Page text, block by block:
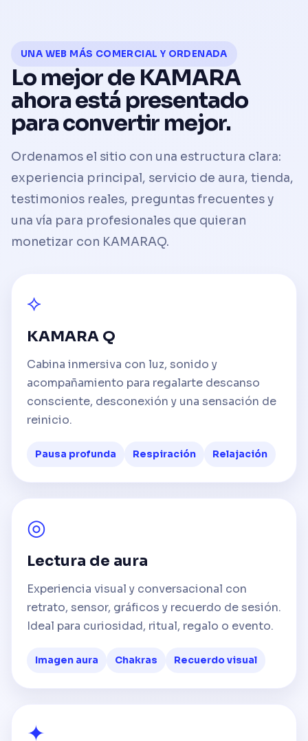
UNA WEB MÁS COMERCIAL Y ORDENADA
Lo mejor de KAMARA
ahora está presentado
para convertir mejor.
Ordenamos el sitio con una estructura clara:
experiencia principal, servicio de aura, tienda,
testimonios reales, preguntas frecuentes y
una vía para profesionales que quieran
monetizar con KAMARAQ.
⟡
KAMARA Q
Cabina inmersiva con luz, sonido y
acompañamiento para regalarte descanso
consciente, desconexión y una sensación de
reinicio.
Pausa profunda Respiración Relajación
◎
Lectura de aura
Experiencia visual y conversacional con
retrato, sensor, gráficos y recuerdo de sesión.
Ideal para curiosidad, ritual, regalo o evento.
Imagen aura Chakras Recuerdo visual
✦